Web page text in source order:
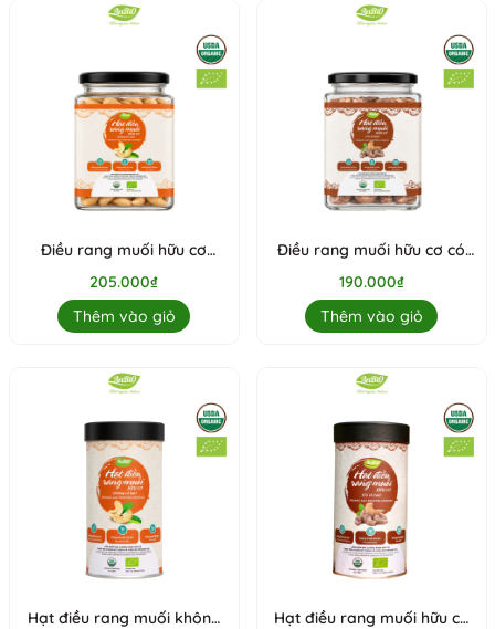
Điều rang muối hữu cơ
tinh) (lọ)
205.000₫
Thêm vào giỏ
Điều rang muối hữu cơ có
190.000₫
Thêm vào giỏ
Hạt điều rang muối không
Hạt điều rang muối hữu cơ